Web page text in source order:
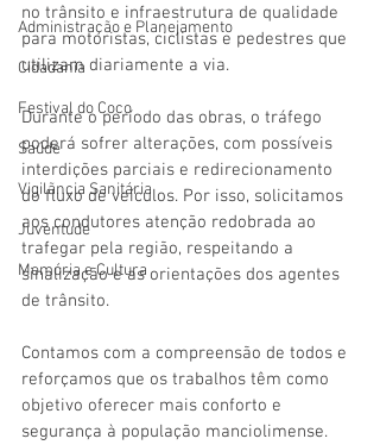
Administração e Planejamento
Cidadania
Festival do Coco
Saúde
Vigilãncia Sanitária
Juventude
Memória e Cultura
no trânsito e infraestrutura de qualidade
para motoristas, ciclistas e pedestres que
utilizam diariamente a via.
Durante o período das obras, o tráfego
poderá sofrer alterações, com possíveis
interdições parciais e redirecionamento
do fluxo de veículos. Por isso, solicitamos
aos condutores atenção redobrada ao
trafegar pela região, respeitando a
sinalização e as orientações dos agentes
de trânsito.
Contamos com a compreensão de todos e
reforçamos que os trabalhos têm como
objetivo oferecer mais conforto e
segurança à população manciolimense.